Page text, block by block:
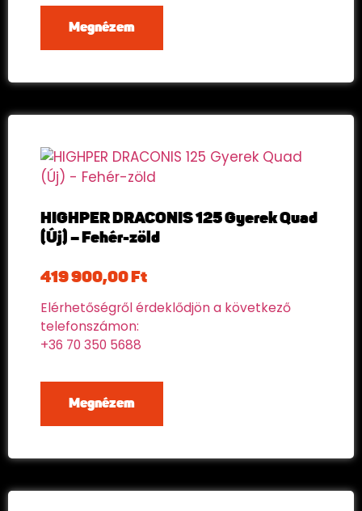
Megnézem
HIGHPER DRACONIS 125 Gyerek Quad
(Új) – Fehér-zöld
419 900,00 Ft
Elérhetőségről érdeklődjön a következő
telefonszámon:
+36 70 350 5688
Megnézem